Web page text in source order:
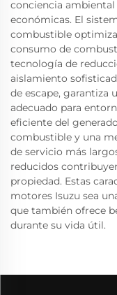
conciencia
económicas. El
combustible
consumo de
tecnología de
aislamiento
de escape, garantiza
adecuado para
eficiente del
combustible y una
de servicio más
reducidos
propiedad. Estas
motores Isuzu sea
que también ofrece
durante su vida útil.